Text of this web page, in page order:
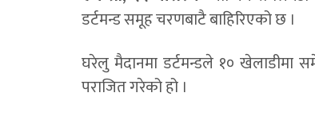
डर्टमन्ड समूह चरणबाटै बाहिरिएको छ ।
घरेलु मैदानमा डर्टमन्डले १० खेलाडीमा
पराजित गरेको हो ।